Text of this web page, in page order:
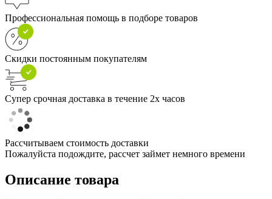
Профессиональная помощь в подборе товаров
Скидки постоянным покупателям
Супер срочная доставка в течение 2х часов
Рассчитываем стоимость доставки
Пожалуйста подождите, рассчет займет немного времени
Описание товара